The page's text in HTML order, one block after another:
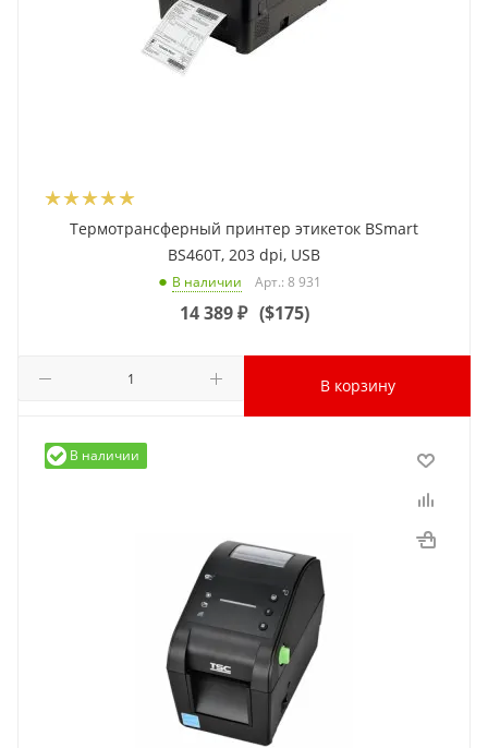
Термотрансферный принтер этикеток BSmart
BS460T, 203 dpi, USB
В наличии Арт.: 8 931
14 389₽ ($175)
В корзину
В наличии